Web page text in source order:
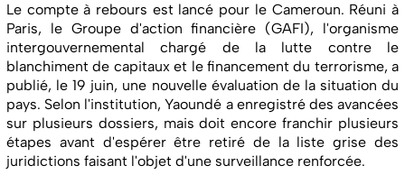
Le compte à rebours est lancé pour le Cameroun. Réuni à
Paris, le Groupe d'action financière (GAFI), l'organisme
intergouvernemental chargé de la lutte contre le
blanchiment de capitaux et le financement du terrorisme, a
publié, le 19 juin, une nouvelle évaluation de la situation du
pays. Selon l'institution, Yaoundé a enregistré des avancées
sur plusieurs dossiers, mais doit encore franchir plusieurs
étapes avant d'espérer être retiré de la liste grise des
juridictions faisant l'objet d'une surveillance renforcée.